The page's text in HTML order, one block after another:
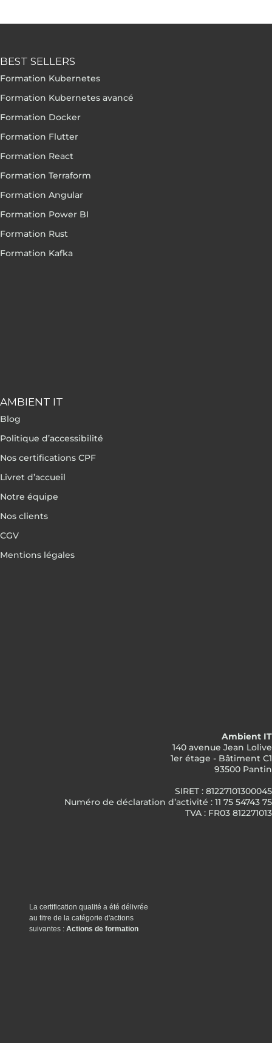
BEST SELLERS
Formation Kubernetes
Formation Kubernetes avancé
Formation Docker
Formation Flutter
Formation React
Formation Terraform
Formation Angular
Formation Power BI
Formation Rust
Formation Kafka
AMBIENT IT
Blog
Politique d’accessibilité
Nos certifications CPF
Livret d’accueil
Notre équipe
Nos clients
CGV
Mentions légales
Ambient IT
140 avenue Jean Lolive
1er étage - Bâtiment C1
93500 Pantin
SIRET : 81227101300045
Numéro de déclaration d’activité : 11 75 54743 75
TVA : FR03 812271013
La certification qualité a été délivrée
au titre de la catégorie d'actions
suivantes : Actions de formation